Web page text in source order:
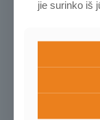
jie surinko iš